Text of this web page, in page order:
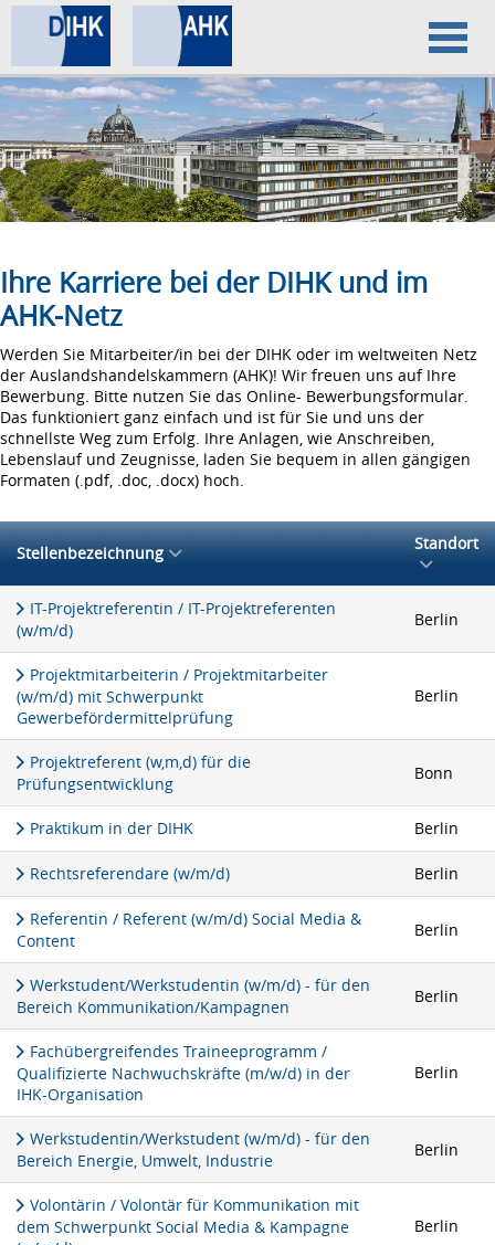
Home
Datenschutz
Impressum
Ihre Karriere bei der DIHK und im
AHK-Netz
Werden Sie Mitarbeiter/in bei der DIHK oder im weltweiten Netz
der Auslandshandelskammern (AHK)! Wir freuen uns auf Ihre
Bewerbung. Bitte nutzen Sie das Online- Bewerbungsformular.
Das funktioniert ganz einfach und ist für Sie und uns der
schnellste Weg zum Erfolg. Ihre Anlagen, wie Anschreiben,
Lebenslauf und Zeugnisse, laden Sie bequem in allen gängigen
Formaten (.pdf, .doc, .docx) hoch.
Stellenbezeichnung Standort
IT-Projektreferentin / IT-Projektreferenten
(w/m/d)
Berlin
Projektmitarbeiterin / Projektmitarbeiter
(w/m/d) mit Schwerpunkt
Gewerbefördermittelprüfung
Berlin
Projektreferent (w,m,d) für die
Prüfungsentwicklung
Bonn
Praktikum in der DIHK Berlin
Rechtsreferendare (w/m/d) Berlin
Referentin / Referent (w/m/d) Social Media &
Content
Berlin
Werkstudent/Werkstudentin (w/m/d) - für den
Bereich Kommunikation/Kampagnen
Berlin
Fachübergreifendes Traineeprogramm /
Qualifizierte Nachwuchskräfte (m/w/d) in der
IHK-Organisation
Berlin
Werkstudentin/Werkstudent (w/m/d) - für den
Bereich Energie, Umwelt, Industrie
Berlin
Volontärin / Volontär für Kommunikation mit
dem Schwerpunkt Social Media & Kampagne
Berlin